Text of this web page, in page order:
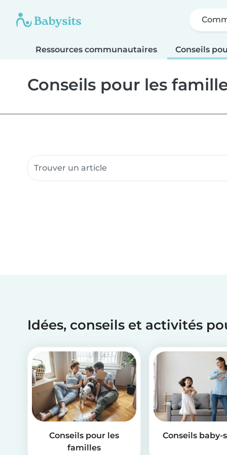
Ressources communautaires Conseils
Conseils pour les
Rechercher dans les ressources
Idées, conseils et activités
Conseils pour les
familles
Conseils baby-